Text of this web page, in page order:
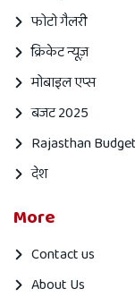
फोटो गैलरी
क्रिकेट न्यूज़
मोबाइल एप्स
बजट 2025
Rajasthan
देश
More
Contact us
About Us